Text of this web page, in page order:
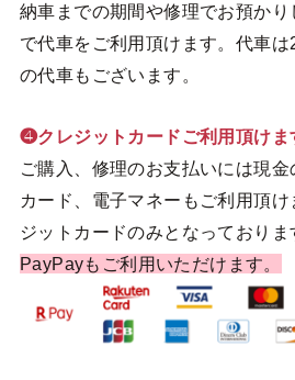
納車までの期間や修理でお預か
で代車をご利用頂けます。代車
の代車もございます。
❹クレジットカードご利用頂けま
ご購入、修理のお支払いには現
カード、電子マネーもご利用頂
ジットカードのみとなっておりま
PayPayもご利用いただけます。